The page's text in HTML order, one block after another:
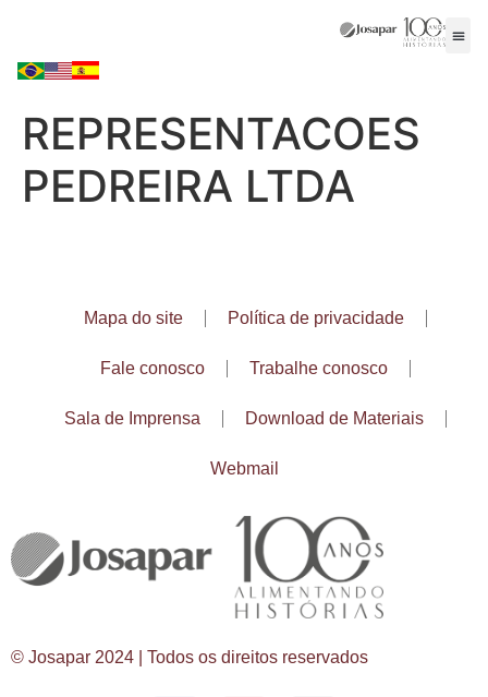
REPRESENTACOES
PEDREIRA LTDA
Mapa do site Política de privacidade
Fale conosco Trabalhe conosco
Sala de Imprensa Download de Materiais
Webmail
© Josapar 2024 | Todos os direitos reservados